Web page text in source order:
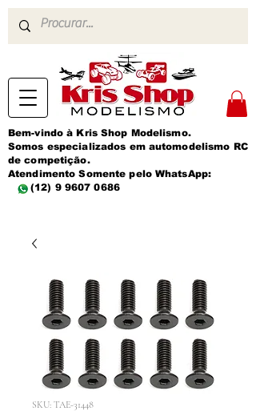
Bem-vindo à Kris Shop Modelismo.
Somos especializados em automodelismo RC
de competição.
Atendimento Somente pelo WhatsApp:
(12) 9 9607 0686
SKU: TAE-31448